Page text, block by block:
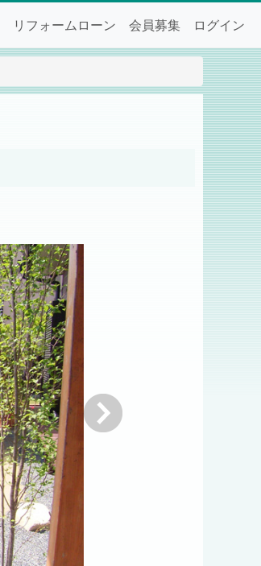
リフォームローン 会員募集 ログイン